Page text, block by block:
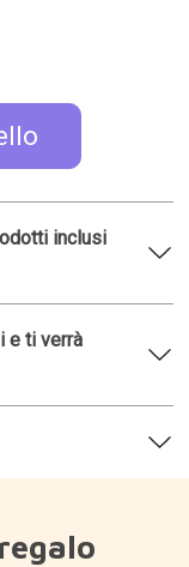
inclusi
e ti verrà